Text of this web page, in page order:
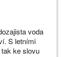
voda
S letními
ke slovu